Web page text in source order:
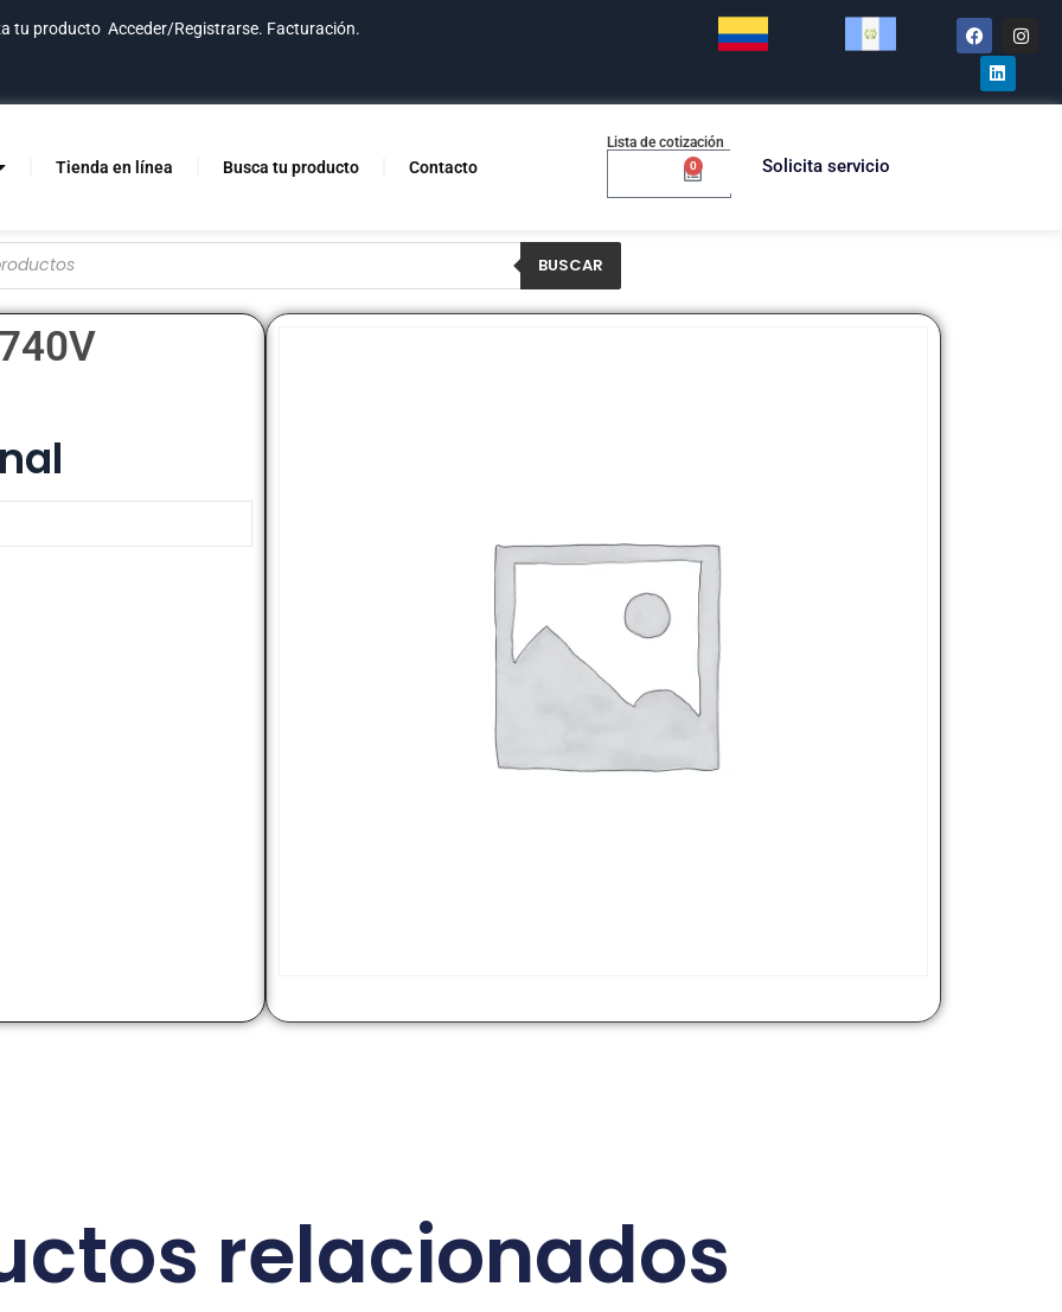
tu producto Acceder/Registrarse. Facturación.
Tienda en línea Busca tu producto Contacto
Lista de cotización
0 Solicita servicio
BUSCAR
relacionados